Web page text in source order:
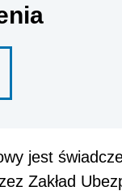
jest
Zakład